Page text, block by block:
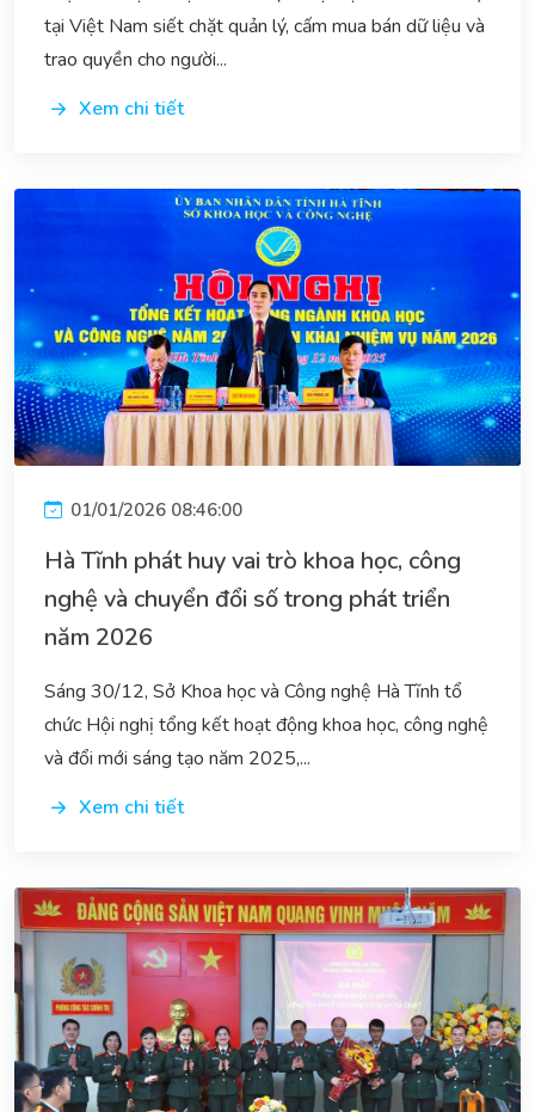
tại Việt Nam siết chặt quản lý, cấm mua bán dữ liệu và
trao quyền cho người...
Xem chi tiết
01/01/2026 08:46:00
Hà Tĩnh phát huy vai trò khoa học, công
nghệ và chuyển đổi số trong phát triển
năm 2026
Sáng 30/12, Sở Khoa học và Công nghệ Hà Tĩnh tổ
chức Hội nghị tổng kết hoạt động khoa học, công nghệ
và đổi mới sáng tạo năm 2025,...
Xem chi tiết